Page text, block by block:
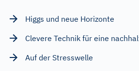
Higgs und neue Horizonte
Clevere Technik für eine
Auf der Stresswelle